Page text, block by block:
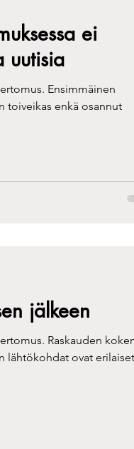
ei
uutisia
Ensimmäinen
toiveikas enkä osannut
jälkeen
Raskauden
lähtökohdat ovat